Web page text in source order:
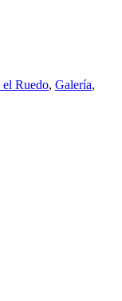
el Ruedo, Galería,